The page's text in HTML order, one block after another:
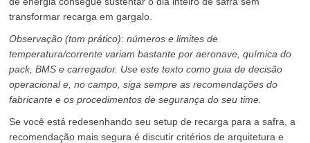
transformar recarga em gargalo.
Observação (tom prático): números e limites de
temperatura/corrente variam bastante por aeronave, química do
pack, BMS e carregador. Use este texto como guia de decisão
operacional e, no campo, siga sempre as recomendações do
fabricante e os procedimentos de segurança do seu time.
Se você está redesenhando seu setup de recarga para a safra, a
recomendação mais segura é discutir critérios de arquitetura e